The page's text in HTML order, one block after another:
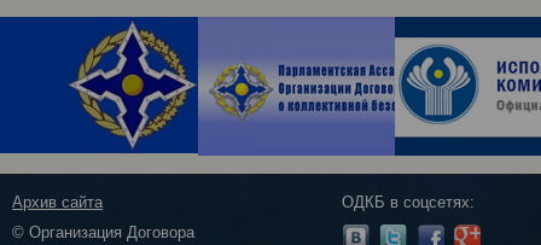
Архив сайта
© Организация Договора
ОДКБ в соцсетях: